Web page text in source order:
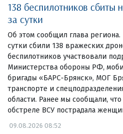
138 беспилотников сбиты
за сутки
Об этом сообщил глава
сутки сбили 138 вражеских
беспилотников участвовали
Министерства обороны РФ,
бригады «БАРС-Брянск», МОГ
транспорте и
области. Ранее мы сообщали,
обстреле ВСУ пострадала
09.08.2026 08:52